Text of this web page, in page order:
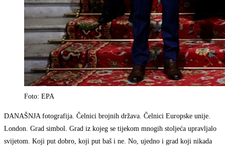
Foto: EPA
DANAŠNJA fotografija. Čelnici brojnih država. Čelnici Europske unije.
London. Grad simbol. Grad iz kojeg se tijekom mnogih stoljeća upravljalo
svijetom. Koji put dobro, koji put baš i ne. No, ujedno i grad koji nikada